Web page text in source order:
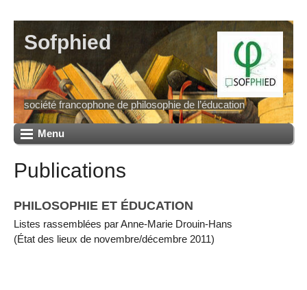
Sofphied
société francophone de philosophie de l’éducation
Menu
Publications
PHILOSOPHIE ET ÉDUCATION
Listes rassemblées par Anne-Marie Drouin-Hans
(État des lieux de novembre/décembre 2011)